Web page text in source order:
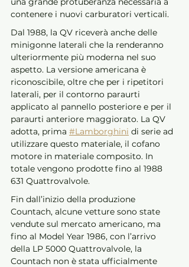
contenere i nuovi carburatori verticali.
Dal 1988, la QV riceverà anche delle
minigonne laterali che la renderanno
ulteriormente più moderna nel suo
aspetto. La versione americana è
riconoscibile, oltre che per i ripetitori
laterali, per il contorno paraurti
applicato al pannello posteriore e per il
paraurti anteriore maggiorato. La QV
adotta, prima #Lamborghini di serie ad
utilizzare questo materiale, il cofano
motore in materiale composito. In
totale vengono prodotte fino al 1988
631 Quattrovalvole.
Fin dall’inizio della produzione
Countach, alcune vetture sono state
vendute sul mercato americano, ma
fino al Model Year 1986, con l’arrivo
della LP 5000 Quattrovalvole, la
Countach non è stata ufficialmente